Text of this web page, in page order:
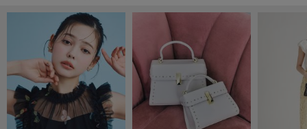
LILY BROWN
リリーブラウン
LILY BROWN Lingerie
リリーブラウンランジェリー
LITTLE UNION TOKYO
リトルユニオン トウキョウ